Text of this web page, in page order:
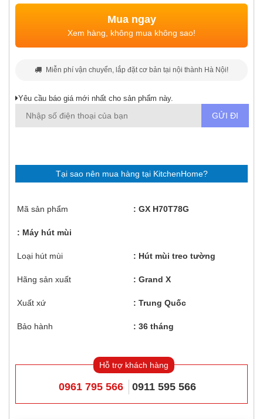
Mua ngay
Xem hàng, không mua không sao!
Miễn phí vận chuyển, lắp đặt cơ bản tại nội thành Hà Nội!
Yêu cầu báo giá mới nhất cho sản phẩm này.
Tại sao nên mua hàng tại KitchenHome?
Mã sản phẩm GX H70T78G
Máy hút mùi
Loại hút mùi Hút mùi treo tường
Hãng sản xuất Grand X
Xuất xứ Trung Quốc
Bảo hành 36 tháng
Hỗ trợ khách hàng
0961 795 566 0911 595 566